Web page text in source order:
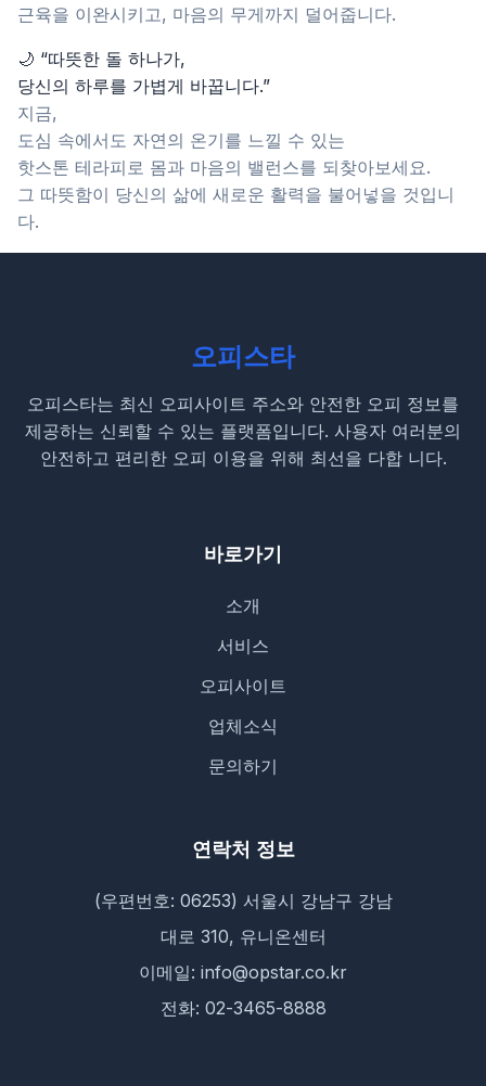
근육을 이완시키고, 마음의 무게까지 덜어줍니다.
🌙 “따뜻한 돌 하나가,
당신의 하루를 가볍게 바꿉니다.”
지금,
도심 속에서도 자연의 온기를 느낄 수 있는
핫스톤 테라피로 몸과 마음의 밸런스를 되찾아보세요.
그 따뜻함이 당신의 삶에 새로운 활력을 불어넣을 것입니
다.
오피스타
오피스타는 최신 오피사이트 주소와 안전한 오피 정보를
제공하는 신뢰할 수 있는 플랫폼입니다. 사용자 여러분의
안전하고 편리한 오피 이용을 위해 최선을 다합 니다.
바로가기
소개
서비스
오피사이트
업체소식
문의하기
연락처 정보
(우편번호: 06253) 서울시 강남구 강남
대로 310, 유니온센터
이메일: info@opstar.co.kr
전화: 02-3465-8888